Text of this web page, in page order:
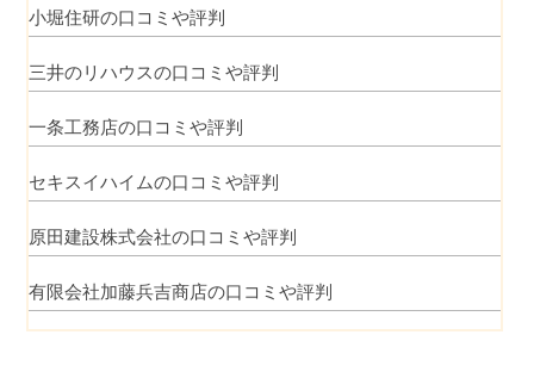
小堀住研の口コミや評判
三井のリハウスの口コミや評判
一条工務店の口コミや評判
セキスイハイムの口コミや評判
原田建設株式会社の口コミや評判
有限会社加藤兵吉商店の口コミや評判